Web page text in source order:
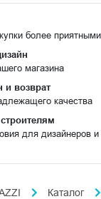
более приятными
магазина
и возврат
качества
для дизайнеров и
Каталог